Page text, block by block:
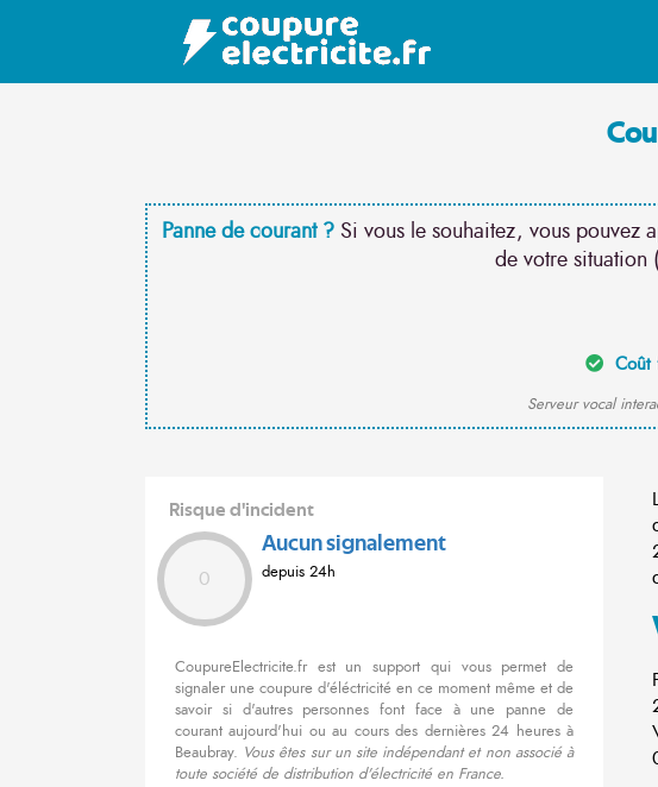
Panne de courant ? Si vous le souhaitez, vous pouvez
de votre situation
Coût
Serveur vocal
Risque d'incident
0
Aucun signalement
depuis 24h
CoupureElectricite.fr est un support qui vous permet de
signaler une coupure d'éléctricité en ce moment même et de
savoir si d'autres personnes font face à une panne de
courant aujourd'hui ou au cours des dernières 24 heures à
Beaubray. Vous êtes sur un site indépendant et non associé à
toute société de distribution d'électricité en France.